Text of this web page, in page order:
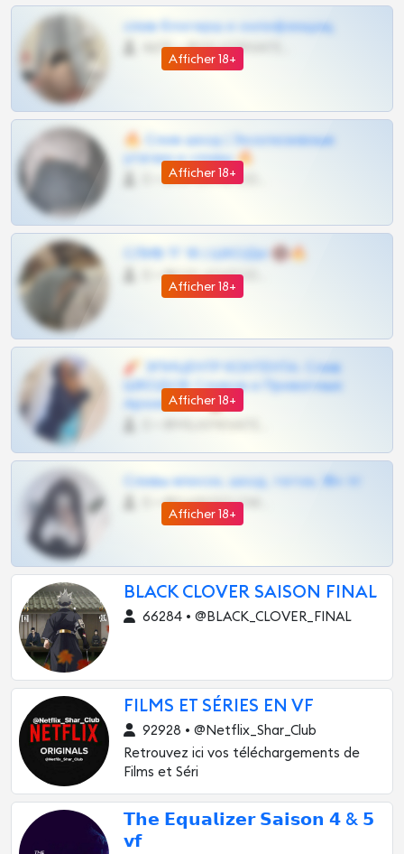
Afficher 18+
слив блогерш и онлифанщиц
4675 •
Afficher 18+
🔥 Слив шкод | Эксклюзивные
утечки и сливы 🔥
0 •
Afficher 18+
СЛИВ ТГ 18 | ШКОДЫ 🔞🔥
0 •
Afficher 18+
🧨 ЭПИЦЕНТР КОНТЕНТА: Слив
ШКОДОВ Сливов и Приватных
Архивов ТГ 🔞💎
Afficher 18+
Сливы вписок, шкод, теток, 18+ тг
0 •
BLACK CLOVER SAISON FINAL
66284 • @BLACK_CLOVER_FINAL
FILMS ET SÉRIES EN VF
92928 • @Netflix_Shar_Club
Retrouvez ici vos téléchargements de
Films et Séri
𝗧𝗵𝗲 𝗘𝗾𝘂𝗮𝗹𝗶𝘇𝗲𝗿 𝗦𝗮𝗶𝘀𝗼𝗻 𝟰 & 𝟱
𝘃𝗳